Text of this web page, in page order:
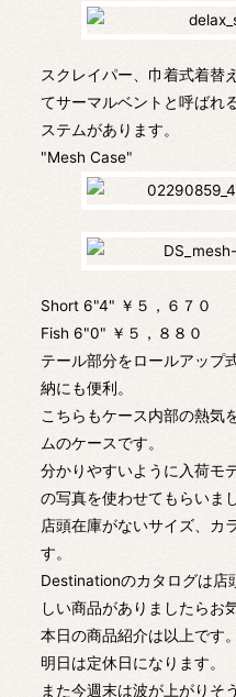
スクレイパー、巾着式着替
てサーマルベントと呼ばれ
ステムがあります。
"Mesh Case"
Short 6"4" ￥５，６７０
Fish 6"0" ￥５，８８０
テール部分をロールアップ
納にも便利。
こちらもケース内部の熱気
ムのケースです。
分かりやすいように入荷モ
の写真を使わせてもらいま
店頭在庫がないサイズ、カ
す。
Destinationのカタログは店
しい商品がありましたらお
本日の商品紹介は以上です。
明日は定休日になります。
また今週末は波が上がりそ